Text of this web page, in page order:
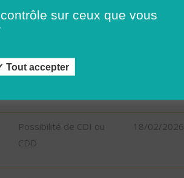
CDI
Possibilité de CDI ou
CDD
18/02/2026
sur ceux que vous
Tout accepter